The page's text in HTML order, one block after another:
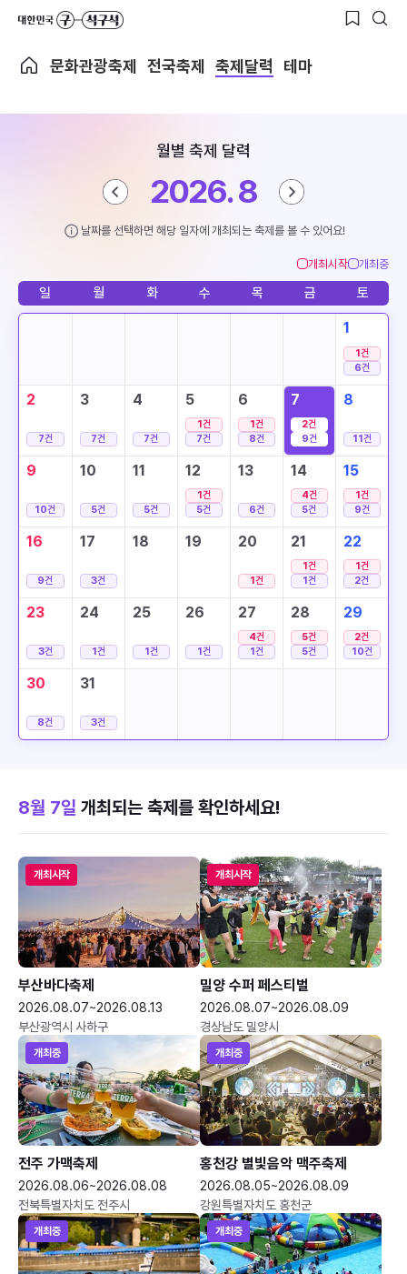
문화관광축제 전국축제 축제달력 테마
월별 축제 달력
2026. 8
날짜를 선택하면 해당 일자에 개최되는 축제를 볼 수 있어요!
개최시작 개최중
일 월 화 수 목 금 토
1
1건
6건
2
7건
3
7건
4
7건
5
1건
7건
6
1건
8건
7
2건
9건
8
11건
9
10건
10
5건
11
5건
12
1건
5건
13
6건
14
4건
5건
15
1건
9건
16
9건
17
3건
18 19 20
1건
21
1건
1건
22
1건
2건
23
3건
24
1건
25
1건
26
1건
27
4건
1건
28
5건
5건
29
2건
10건
30
8건
31
3건
8월 7일 개최되는 축제를 확인하세요!
개최시작
부산바다축제
2026.08.07~2026.08.13
부산광역시 사하구
개최시작
밀양 수퍼 페스티벌
2026.08.07~2026.08.09
경상남도 밀양시
개최중
전주 가맥축제
2026.08.06~2026.08.08
전북특별자치도 전주시
개최중
홍천강 별빛음악 맥주축제
2026.08.05~2026.08.09
강원특별자치도 홍천군
개최중 개최중